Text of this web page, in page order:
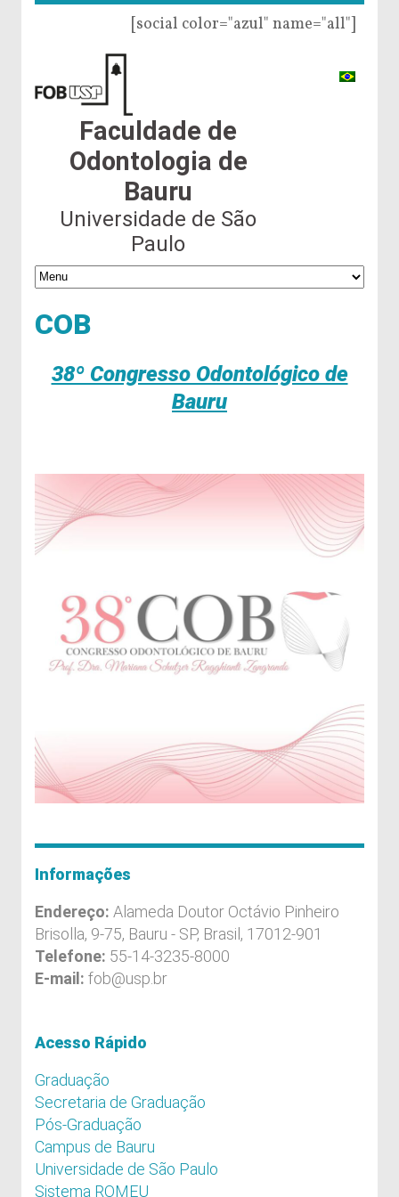
[social color="azul" name="all"]
Faculdade de
Odontologia de
Bauru
Universidade de São
Paulo
COB
38º Congresso Odontológico de
Bauru
Informações
Endereço: Alameda Doutor Octávio Pinheiro
Brisolla, 9-75, Bauru - SP, Brasil, 17012-901
Telefone: 55-14-3235-8000
E-mail: fob@usp.br
Acesso Rápido
Graduação
Secretaria de Graduação
Pós-Graduação
Campus de Bauru
Universidade de São Paulo
Sistema ROMEU